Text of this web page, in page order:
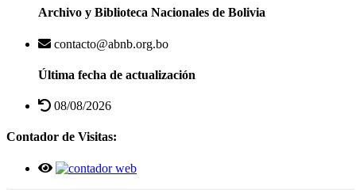
Archivo y Biblioteca Nacionales de Bolivia
contacto@abnb.org.bo
Última fecha de actualización
08/08/2026
Contador de Visitas: